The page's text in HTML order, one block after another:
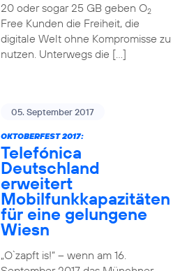
20 oder sogar 25 GB geben O2
Free Kunden die Freiheit, die
digitale Welt ohne Kompromisse zu
nutzen. Unterwegs die […]
05. September 2017
OKTOBERFEST 2017:
Telefónica
Deutschland
erweitert
Mobilfunkkapazitäten
für eine gelungene
Wiesn
„O`zapft is!“ – wenn am 16.